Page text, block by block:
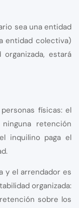
sea una entidad
entidad colectiva)
estará
físicas: el
retención
inquilino paga el
y el arrendador es
organizada:
sobre los